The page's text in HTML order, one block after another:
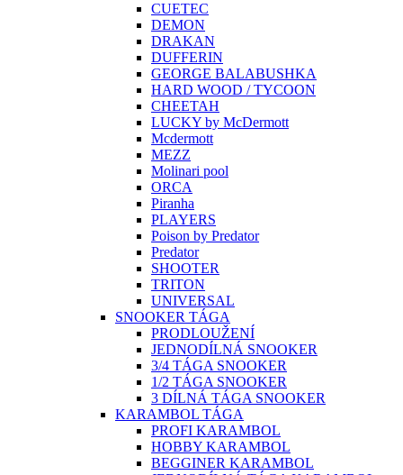
CUETEC
DEMON
DRAKAN
DUFFERIN
GEORGE BALABUSHKA
HARD WOOD / TYCOON
CHEETAH
LUCKY by McDermott
Mcdermott
MEZZ
Molinari pool
ORCA
Piranha
PLAYERS
Poison by Predator
Predator
SHOOTER
TRITON
UNIVERSAL
SNOOKER TÁGA
PRODLOUŽENÍ
JEDNODÍLNÁ SNOOKER
3/4 TÁGA SNOOKER
1/2 TÁGA SNOOKER
3 DÍLNÁ TÁGA SNOOKER
KARAMBOL TÁGA
PROFI KARAMBOL
HOBBY KARAMBOL
BEGGINER KARAMBOL